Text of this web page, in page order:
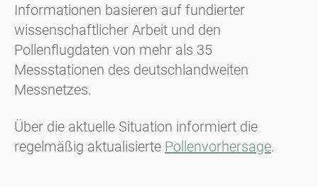
Informationen basieren auf fundierter
wissenschaftlicher Arbeit und den
Pollenflugdaten von mehr als 35
Messstationen des deutschlandweiten
Messnetzes.
Über die aktuelle Situation informiert die
regelmäßig aktualisierte Pollenvorhersage.